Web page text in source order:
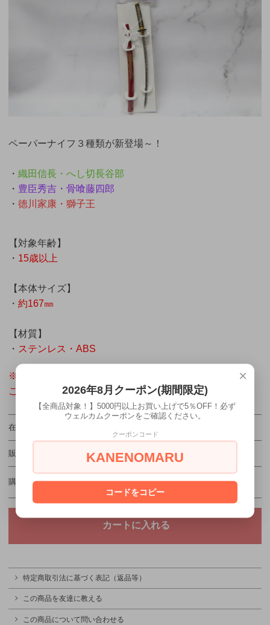
ペーパーナイフ３種類が新登場～！
・ 織田信長・へし切長谷部
・ 豊臣秀吉・骨喰藤四郎
・ 徳川家康・獅子王
【対象年齢】
・ 15歳以上
【本体サイズ】
・ 約167㎜
【材質】
・ ステンレス・ABS
※裏面にある取り扱い注意をお読みになってから
ご使用ください。
在庫状況
販売価格 1,100円(税込)
購入数
特定商取引法に基づく表記（返品等）
この商品を友達に教える
この商品について問い合わせる
×
2026年8月クーポン(期間限定)
【全商品対象！】5000円以上お買い上げで5％OFF！必ず
ウェルカムクーポンをご確認ください。
クーポンコード
KANENOMARU
コードをコピー